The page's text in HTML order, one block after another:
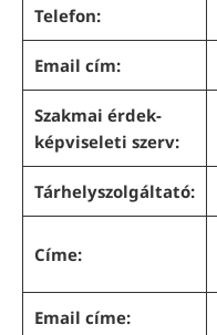
Telefon:
Email cím:
Szakmai érdek-
képviseleti szerv:
Tárhelyszolgáltató:
Címe:
Email címe: